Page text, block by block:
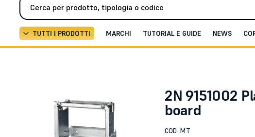
TUTTI I PRODOTTI MARCHI TUTORIAL E GUIDE NEWS
2N 9151002
board
COD. MT